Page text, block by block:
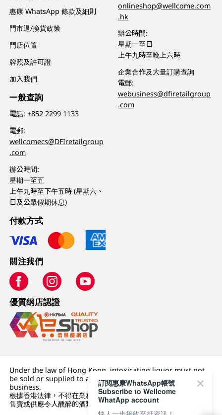
惠康 WhatsApp 條款及細則
門市退/換貨政策
門店位置
牌照及許可證
加入我們
一般查詢
電話:+852 2299 1133
電郵:
wellcomecs@DFIretailgroup
.com
辦公時間:
星期一至五
上午九時至下午五時 (星期六、
日及公眾假期休息)
onlineshop@wellcome.com
.hk
辦公時間:
星期一至日
上午九時至晚上六時
企業合作及大量訂購查詢
電郵:
webusiness@dfiretailgroup
.com
付款方式
關注我們
優質纲店認證
Under the law of Hong Kong, intoxicating liquor must not
be sold or supplied to a minor (under 18) in the course of
business.
根據香港法律，不得在業務過程中，向未成年人 (18 歲以下人士)
售賣或供應令人醺醉的酒類。
訂閱惠康WhatsApp帳號
Subscribe to Wellcome
WhatApp account